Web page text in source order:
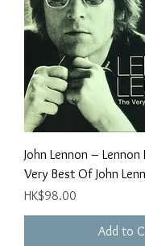
John Lennon ‎– Lennon
Very Best Of John
Price
HK$98.00
Add to